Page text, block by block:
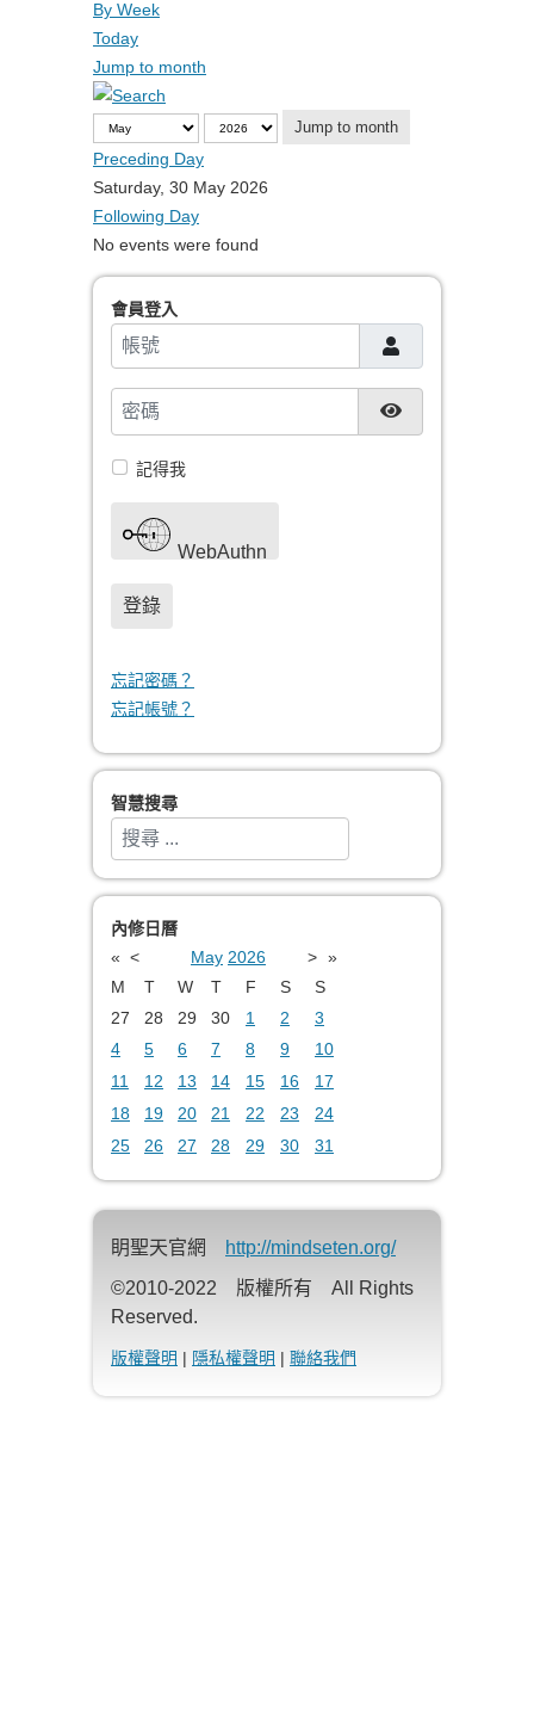
By Week
Today
Jump to month
Jump to month
Preceding Day
Saturday, 30 May 2026
Following Day
No events were found
會員登入
帳號
密碼 顯示密碼
記得我
WebAuthn
登錄
忘記密碼？
忘記帳號？
智慧搜尋
搜索
Type 2 or more characters for results.
內修日曆
« < May 2026 > »
M
T W T F S
S
27
28 29 30 1 2
3
4
5 6 7 8 9
10
11
12 13 14 15 16
17
18
19 20 21 22 23
24
25
26 27 28 29 30 31
眀聖天官網
http://mindseten.org/
©2010-2022 版權所有 All Rights
Reserved.
版權聲明 | 隱私權聲明 | 聯絡我們